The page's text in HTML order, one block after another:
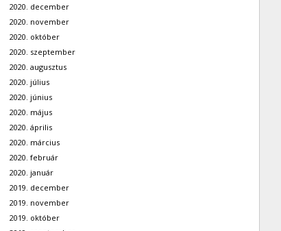
2020. december
2020. november
2020. október
2020. szeptember
2020. augusztus
2020. július
2020. június
2020. május
2020. április
2020. március
2020. február
2020. január
2019. december
2019. november
2019. október